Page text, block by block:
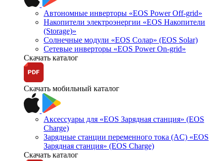
Автономные инверторы «EOS Power Off-grid»
Накопители электроэнергии «EOS Накопители
(Storage)»
Солнечные модули «EOS Солар» (EOS Solar)
Сетевые инверторы «EOS Power On-grid»
Скачать каталог
Скачать мобильный каталог
Аксессуары для «EOS Зарядная станция» (EOS
Charge)
Зарядные станции переменного тока (AC) «EOS
Зарядная станция» (EOS Charge)
Скачать каталог